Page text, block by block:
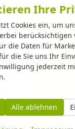
?
offiziellen Kraftstoffverbrauch
und gegebenenfalls zum
den offiziellen
und den offiziellen
allen Verkaufsstellen und bei
GmbH,Franz-Walchner-
0
Ihre
Cookies ein, um
berücksichtigen
die Daten für
die Sie uns Ihr
jederzeit
Alle ablehnen